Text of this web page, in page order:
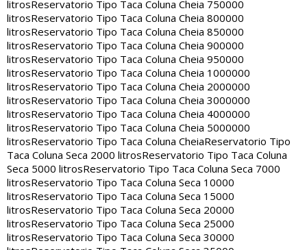
litrosReservatorio Tipo Taca Coluna Cheia 750000
litrosReservatorio Tipo Taca Coluna Cheia 800000
litrosReservatorio Tipo Taca Coluna Cheia 850000
litrosReservatorio Tipo Taca Coluna Cheia 900000
litrosReservatorio Tipo Taca Coluna Cheia 950000
litrosReservatorio Tipo Taca Coluna Cheia 1000000
litrosReservatorio Tipo Taca Coluna Cheia 2000000
litrosReservatorio Tipo Taca Coluna Cheia 3000000
litrosReservatorio Tipo Taca Coluna Cheia 4000000
litrosReservatorio Tipo Taca Coluna Cheia 5000000
litrosReservatorio Tipo Taca Coluna CheiaReservatorio Tipo
Taca Coluna Seca 2000 litrosReservatorio Tipo Taca Coluna
Seca 5000 litrosReservatorio Tipo Taca Coluna Seca 7000
litrosReservatorio Tipo Taca Coluna Seca 10000
litrosReservatorio Tipo Taca Coluna Seca 15000
litrosReservatorio Tipo Taca Coluna Seca 20000
litrosReservatorio Tipo Taca Coluna Seca 25000
litrosReservatorio Tipo Taca Coluna Seca 30000